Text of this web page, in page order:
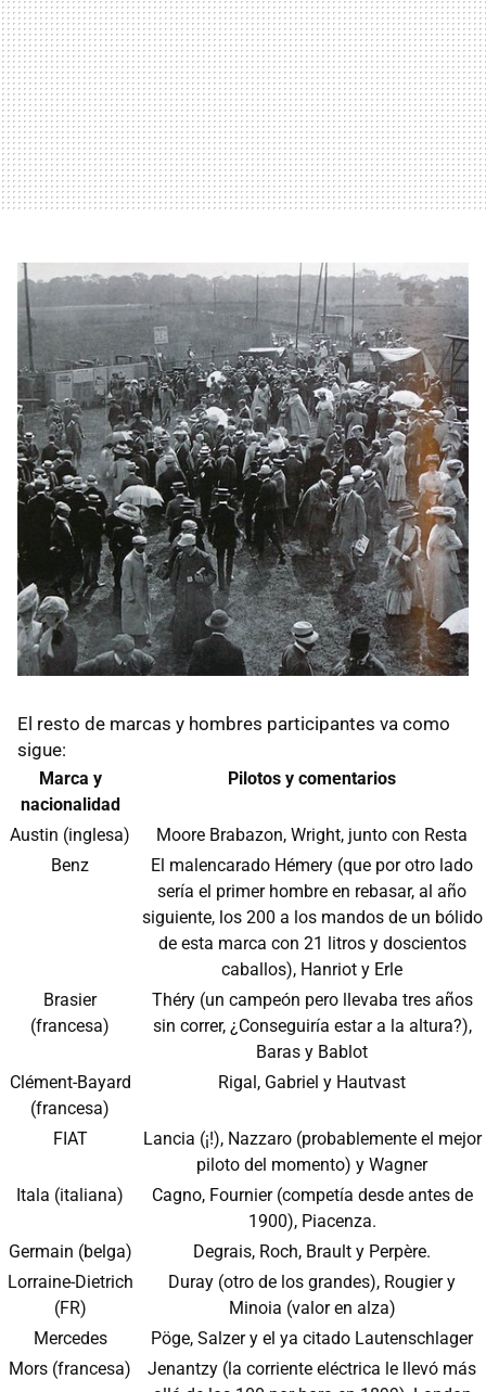
El resto de marcas y hombres participantes va como
sigue:
Marca y
nacionalidad
Pilotos y comentarios
Austin (inglesa)
Moore Brabazon, Wright, junto con Resta
Benz
El malencarado Hémery (que por otro lado
sería el primer hombre en rebasar, al año
siguiente, los 200 a los mandos de un bólido
de esta marca con 21 litros y doscientos
caballos), Hanriot y Erle
Brasier
(francesa)
Théry (un campeón pero llevaba tres años
sin correr, ¿Conseguiría estar a la altura?),
Baras y Bablot
Clément-Bayard
(francesa)
Rigal, Gabriel y Hautvast
FIAT
Lancia (¡!), Nazzaro (probablemente el mejor
piloto del momento) y Wagner
Itala (italiana)
Cagno, Fournier (competía desde antes de
1900), Piacenza.
Germain (belga)
Degrais, Roch, Brault y Perpère.
Lorraine-Dietrich
(FR)
Duray (otro de los grandes), Rougier y
Minoia (valor en alza)
Mercedes
Pöge, Salzer y el ya citado Lautenschlager
Mors (francesa)
Jenantzy (la corriente eléctrica le llevó más